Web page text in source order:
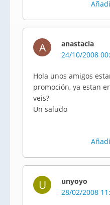
A
anastacia
24/10/2008
Hola unos amigos
promoción, ya estan
veis?
Un saludo
U
unyoyo
28/02/2008